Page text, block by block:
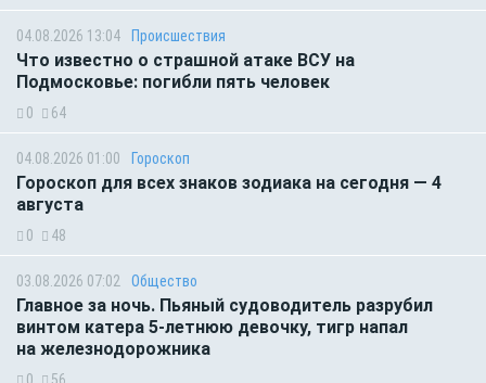
04.08.2026 13:04 Происшествия
Что известно о страшной атаке ВСУ на
Подмосковье: погибли пять человек
0 64
04.08.2026 01:00 Гороскоп
Гороскоп для всех знаков зодиака на сегодня — 4
августа
0 48
03.08.2026 07:02 Общество
Главное за ночь. Пьяный судоводитель разрубил
винтом катера 5-летнюю девочку, тигр напал
на железнодорожника
0 56